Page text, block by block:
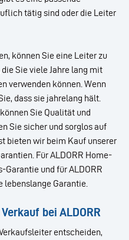
tätig sind oder die Leiter
können Sie eine Leiter zu
Sie viele Jahre lang mit
verwenden können. Wenn
dass sie jahrelang hält.
Sie Qualität und
Sie sicher und sorglos auf
bieten wir beim Kauf unserer
Für ALDORR Home-
Garantie und für ALDORR
Garantie.
bei ALDORR
entscheiden,